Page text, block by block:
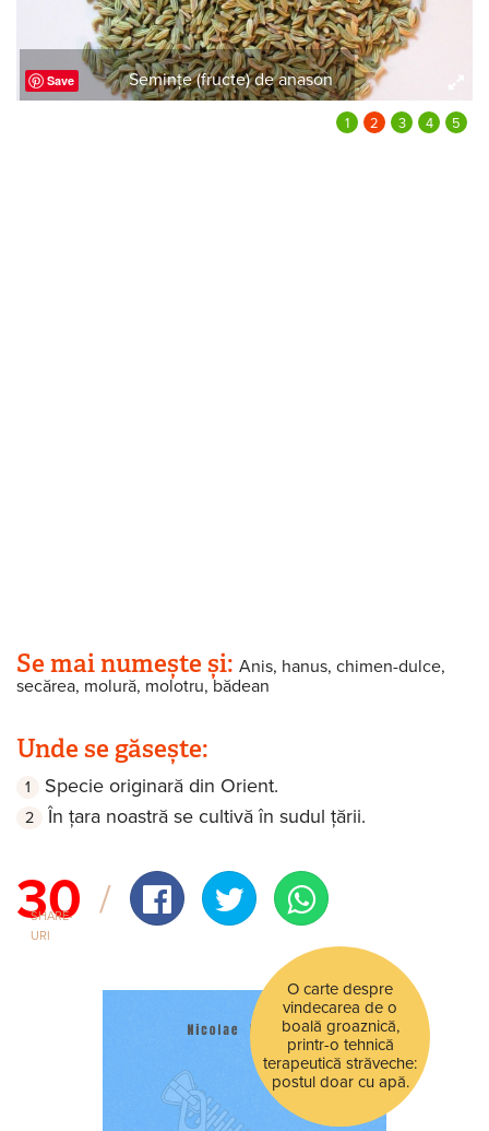
Save Semințe (fructe) de anason
Se mai numește și: Anis, hanus, chimen-dulce,
secărea, molură, molotru, bădean
Unde se găsește:
Specie originară din Orient.
În țara noastră se cultivă în sudul țării.
30
SHARE-
URI
O carte despre
vindecarea de o
boală groaznică,
printr-o tehnică
terapeutică străveche:
postul doar cu apă.